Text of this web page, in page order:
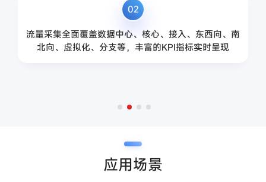
02
流量采集全面覆盖数据中心、核心、接入、东西向、南
北向、虚拟化、分支等，丰富的KPI指标实时呈现
应用场景